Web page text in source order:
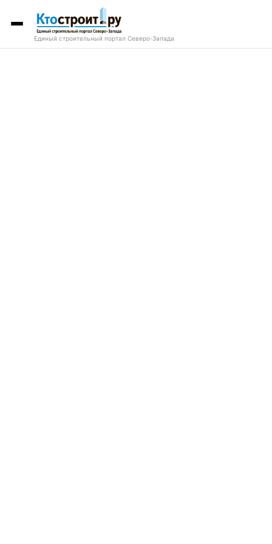
Единый строительный портал Северо-Запада